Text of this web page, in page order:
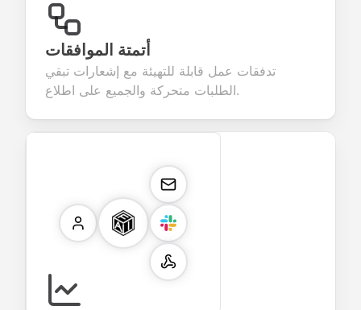
أتمتة الموافقات
تدفقات عمل قابلة للتهيئة مع إشعارات تبقي
الطلبات متحركة والجميع على اطلاع.